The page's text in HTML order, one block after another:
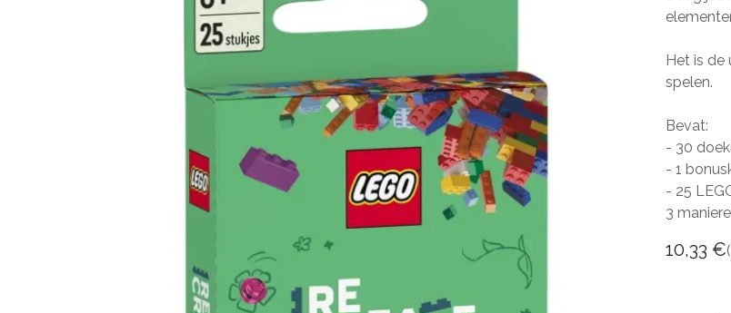
Het is de
spelen.
Bevat:
- 30
- 1
- 25
3
10,33 €